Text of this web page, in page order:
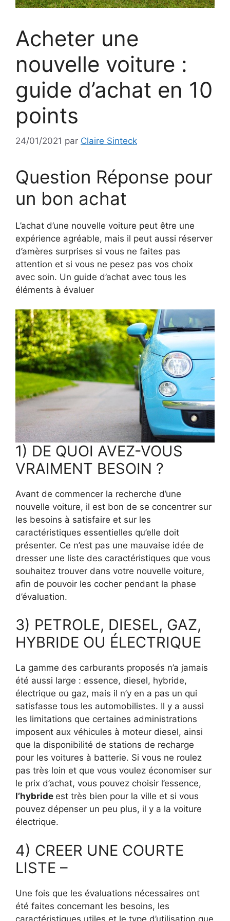
Acheter une
nouvelle voiture :
guide d’achat en 10
points
24/01/2021 par Claire Sinteck
Question Réponse pour
un bon achat
L’achat d’une nouvelle voiture peut être une
expérience agréable, mais il peut aussi réserver
d’amères surprises si vous ne faites pas
attention et si vous ne pesez pas vos choix
avec soin. Un guide d’achat avec tous les
éléments à évaluer
1) DE QUOI AVEZ-VOUS
VRAIMENT BESOIN ?
Avant de commencer la recherche d’une
nouvelle voiture, il est bon de se concentrer sur
les besoins à satisfaire et sur les
caractéristiques essentielles qu’elle doit
présenter. Ce n’est pas une mauvaise idée de
dresser une liste des caractéristiques que vous
souhaitez trouver dans votre nouvelle voiture,
afin de pouvoir les cocher pendant la phase
d’évaluation.
3) PETROLE, DIESEL, GAZ,
HYBRIDE OU ÉLECTRIQUE
La gamme des carburants proposés n’a jamais
été aussi large : essence, diesel, hybride,
électrique ou gaz, mais il n’y en a pas un qui
satisfasse tous les automobilistes. Il y a aussi
les limitations que certaines administrations
imposent aux véhicules à moteur diesel, ainsi
que la disponibilité de stations de recharge
pour les voitures à batterie. Si vous ne roulez
pas très loin et que vous voulez économiser sur
le prix d’achat, vous pouvez choisir l’essence,
l’hybride est très bien pour la ville et si vous
pouvez dépenser un peu plus, il y a la voiture
électrique.
4) CREER UNE COURTE
LISTE –
Une fois que les évaluations nécessaires ont
été faites concernant les besoins, les
caractéristiques utiles et le type d’utilisation que